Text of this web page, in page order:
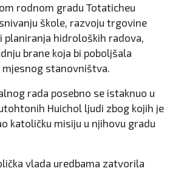
rodnom gradu Totaticheu
škole, razvoju trgovine
planiranja hidroloških radova,
brane koja bi poboljšala
stanovništva.
rada posebno se istaknuo u
Huichol ljudi zbog kojih je
katoličku misiju u njihovu gradu
vlada uredbama zatvorila